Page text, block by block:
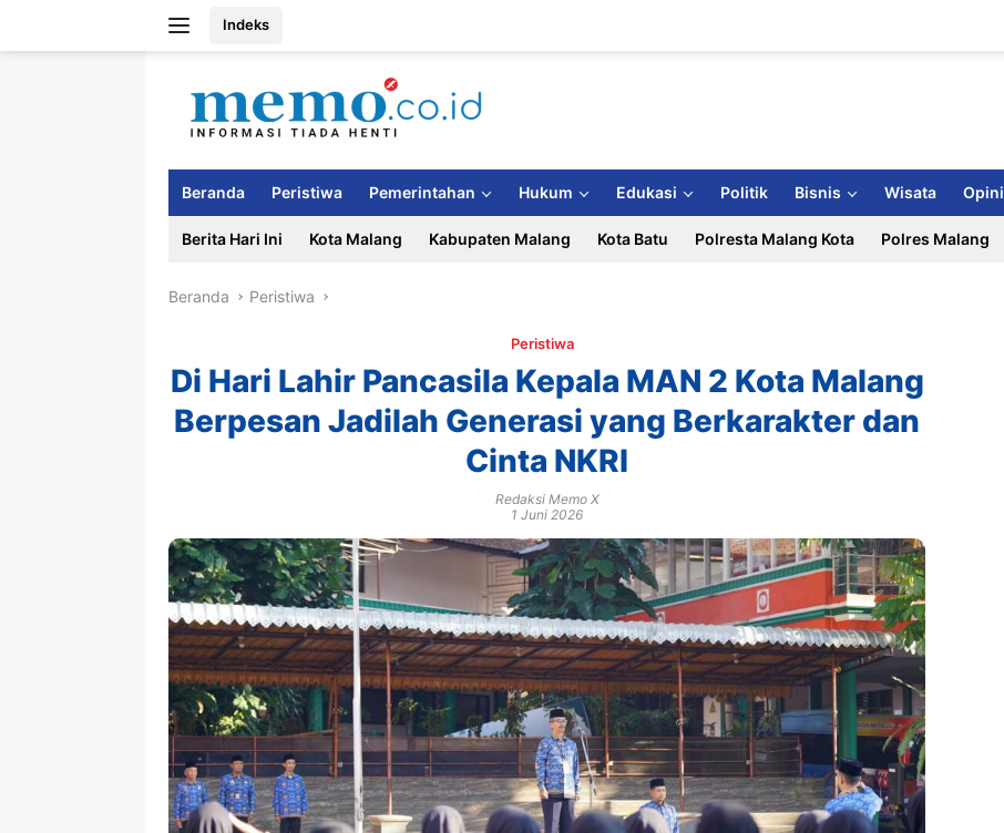
Indeks
Beranda Peristiwa Pemerintahan Hukum Edukasi Politik Bisnis Wisata Opini
Berita Hari Ini Kota Malang Kabupaten Malang Kota Batu Polresta Malang Kota Polres Malang
Beranda Peristiwa
Peristiwa
Di Hari Lahir Pancasila Kepala MAN 2 Kota Malang
Berpesan Jadilah Generasi yang Berkarakter dan
Cinta NKRI
Redaksi Memo X
1 Juni 2026